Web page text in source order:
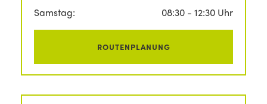
Samstag:
08:30 - 12:30 Uhr
ROUTENPLANUNG